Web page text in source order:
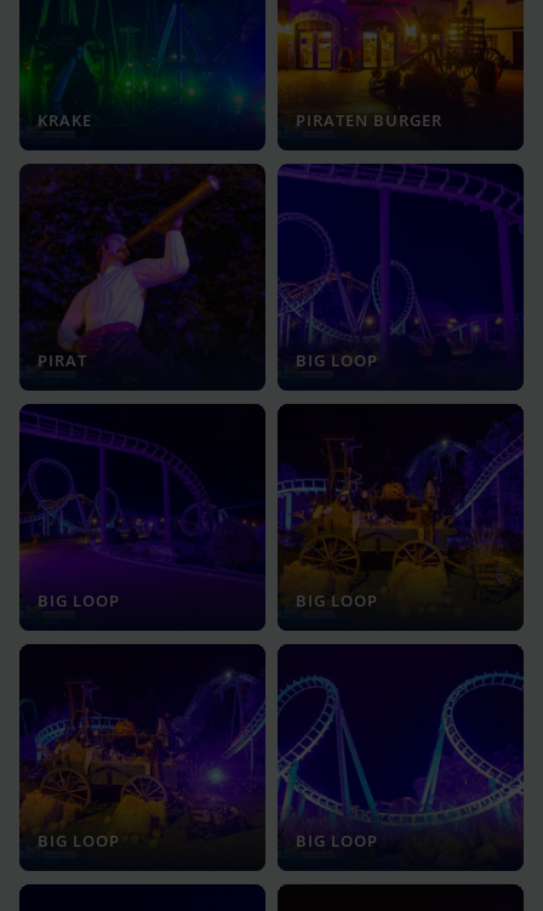
KRAKE PIRATEN BURGER
PIRAT BIG LOOP
BIG LOOP BIG LOOP
BIG LOOP BIG LOOP